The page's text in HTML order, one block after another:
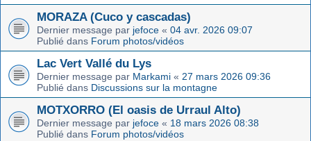
MORAZA (Cuco y cascadas)
Dernier message par jefoce « 04 avr. 2026 09:07
Publié dans Forum photos/vidéos
Lac Vert Vallé du Lys
Dernier message par Markami « 27 mars 2026 09:36
Publié dans Discussions sur la montagne
MOTXORRO (El oasis de Urraul Alto)
Dernier message par jefoce « 18 mars 2026 08:38
Publié dans Forum photos/vidéos